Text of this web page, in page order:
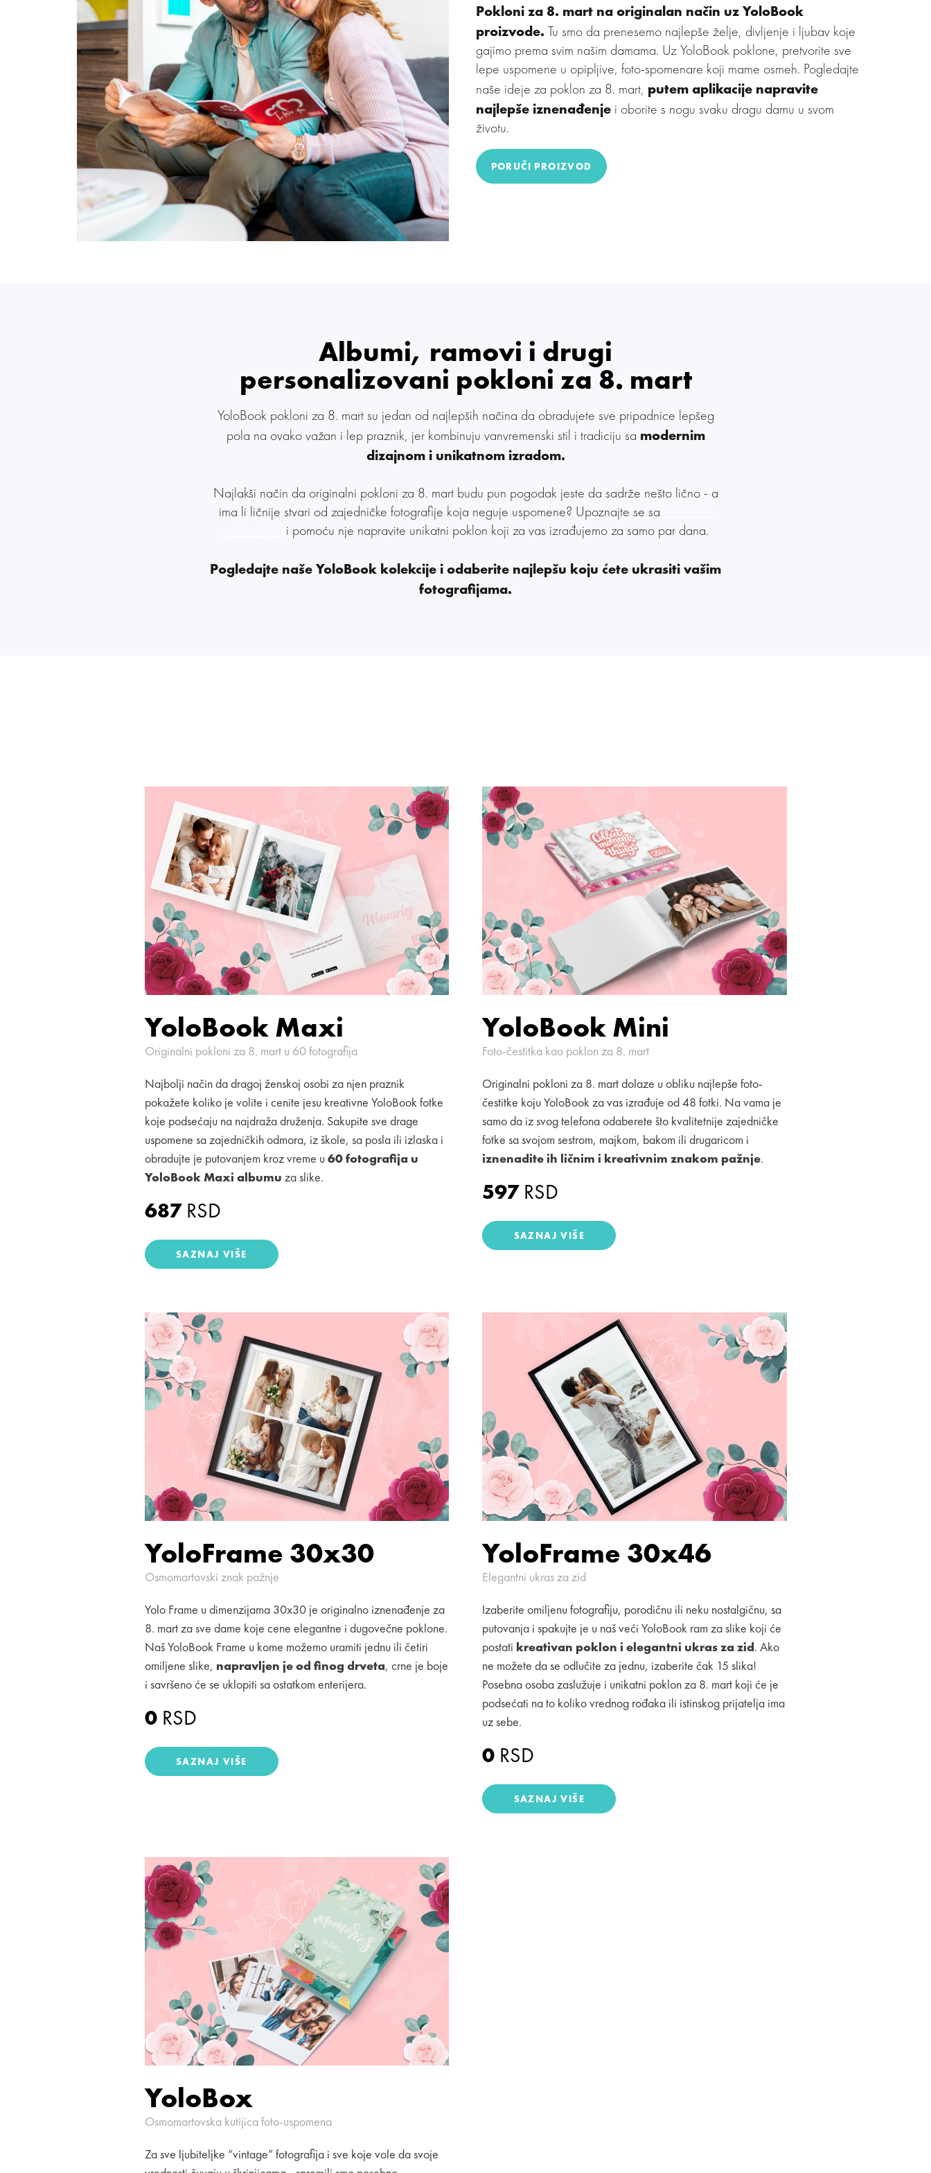
Pokloni za 8. mart na originalan način uz YoloBook
proizvode. Tu smo da prenesemo najlepše želje, divljenje i ljubav koje
gajimo prema svim našim damama. Uz YoloBook poklone, pretvorite sve
lepe uspomene u opipljive, foto-spomenare koji mame osmeh. Pogledajte
naše ideje za poklon za 8. mart, putem aplikacije napravite
najlepše iznenađenje i oborite s nogu svaku dragu damu u svom
životu.
PORUČI PROIZVOD
Albumi, ramovi i drugi
personalizovani pokloni za 8. mart
YoloBook pokloni za 8. mart su jedan od najlepših načina da obradujete sve pripadnice lepšeg
pola na ovako važan i lep praznik, jer kombinuju vanvremenski stil i tradiciju sa modernim
dizajnom i unikatnom izradom.
Najlakši način da originalni pokloni za 8. mart budu pun pogodak jeste da sadrže nešto lično - a
ima li ličnije stvari od zajedničke fotografije koja neguje uspomene? Upoznajte se sa
i pomoću nje napravite unikatni poklon koji za vas izrađujemo za samo par dana.
Pogledajte naše YoloBook kolekcije i odaberite najlepšu koju ćete ukrasiti vašim
fotografijama.
YoloBook Maxi
Originalni pokloni za 8. mart u 60 fotografija
Najbolji način da dragoj ženskoj osobi za njen praznik
pokažete koliko je volite i cenite jesu kreativne YoloBook fotke
koje podsećaju na najdraža druženja. Sakupite sve drage
uspomene sa zajedničkih odmora, iz škole, sa posla ili izlaska i
obradujte je putovanjem kroz vreme u60 fotografija u
YoloBook Maxi albumu za slike.
687 RSD
SAZNAJ VIŠE
YoloBook Mini
Foto-čestitka kao poklon za 8. mart
Originalni pokloni za 8. mart dolaze u obliku najlepše foto-
čestitke koju YoloBook za vas izrađuje od 48 fotki. Na vama je
samo da iz svog telefona odaberete što kvalitetnije zajedničke
fotke sa svojom sestrom, majkom, bakom ili drugaricom i
iznenadite ih ličnim i kreativnim znakom pažnje.
597 RSD
SAZNAJ VIŠE
YoloFrame 30x30
Osmomartovski znak pažnje
Yolo Frame u dimenzijama 30x30 je originalno iznenađenje za
8. mart za sve dame koje cene elegantne i dugovečne poklone.
Naš YoloBook Frame u kome možemo uramiti jednu ili četiri
omiljene slike, napravljen je od finog drveta, crne je boje
i savršeno će se uklopiti sa ostatkom enterijera.
0 RSD
SAZNAJ VIŠE
YoloFrame 30x46
Elegantni ukras za zid
Izaberite omiljenu fotografiju, porodičnu ili neku nostalgičnu, sa
putovanja i spakujte je u naš veći YoloBook ram za slike koji će
postati kreativan poklon i elegantni ukras za zid. Ako
ne možete da se odlučite za jednu, izaberite čak 15 slika!
Posebna osoba zaslužuje i unikatni poklon za 8. mart koji će je
podsećati na to koliko vrednog rođaka ili istinskog prijatelja ima
uz sebe.
0 RSD
SAZNAJ VIŠE
YoloBox
Osmomartovska kutijica foto-uspomena
Za sve ljubiteljke “vintage” fotografija i sve koje vole da svoje